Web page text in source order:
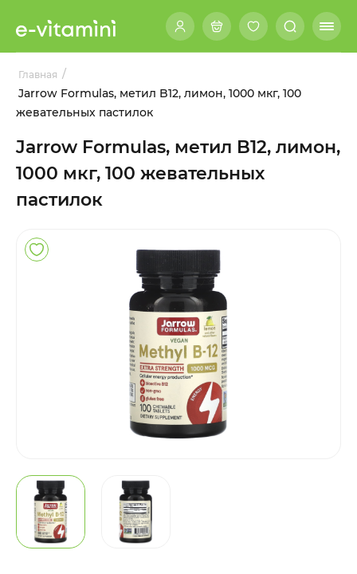
Главная /
Jarrow Formulas, метил B12, лимон, 1000 мкг, 100
жевательных пастилок
Jarrow Formulas, метил B12, лимон,
1000 мкг, 100 жевательных
пастилок